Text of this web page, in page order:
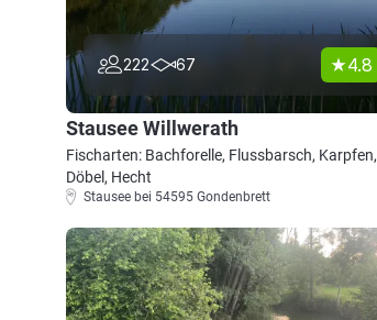
222 67 4.8
Stausee Willwerath
Fischarten: Bachforelle, Flussbarsch, Karpfen,
Döbel, Hecht
Stausee bei 54595 Gondenbrett